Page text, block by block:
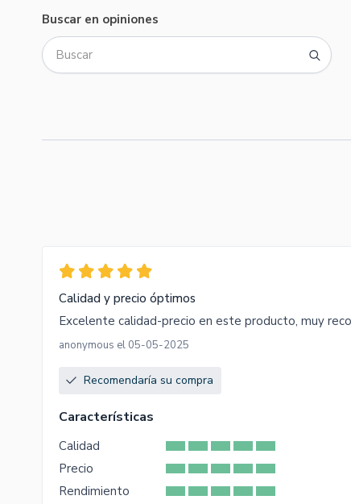
Buscar en opiniones
Calidad y precio óptimos
Excelente calidad-precio en este producto, muy
anonymous el 05-05-2025
Recomendaría su compra
Características
Calidad
Precio
Rendimiento